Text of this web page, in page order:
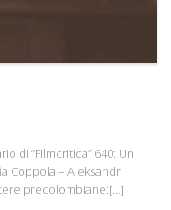
di “Filmcritica” 640: Un
Coppola – Aleksandr
precolombiane:[…]